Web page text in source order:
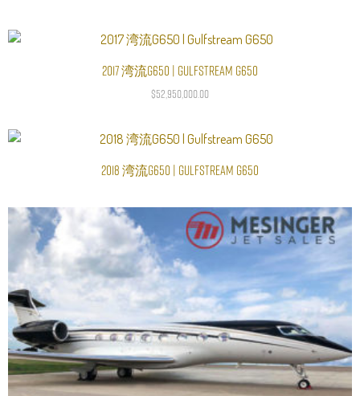
加入购物车
2017 湾流G650 | Gulfstream G650
$52,950,000.00
阅读更多
2018 湾流G650 | Gulfstream G650